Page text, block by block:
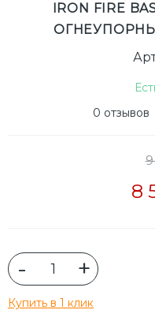
IRON FIRE
0 отзывов
8
- +
Купить в 1 клик